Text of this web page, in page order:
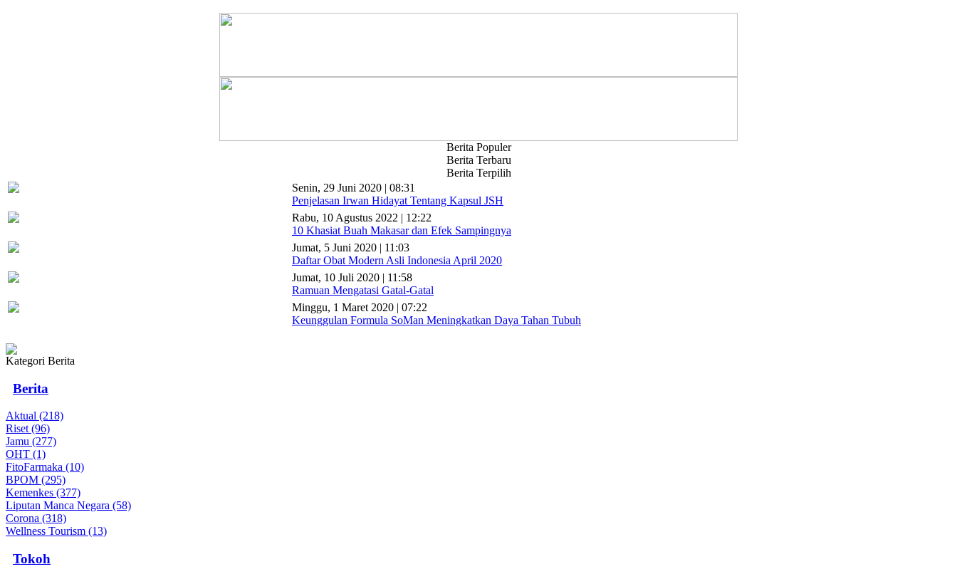
Berita Populer
Berita Terbaru
Berita Terpilih
Senin, 29 Juni 2020 | 08:31
Penjelasan Irwan Hidayat Tentang Kapsul JSH
Rabu, 10 Agustus 2022 | 12:22
10 Khasiat Buah Makasar dan Efek Sampingnya
Jumat, 5 Juni 2020 | 11:03
Daftar Obat Modern Asli Indonesia April 2020
Jumat, 10 Juli 2020 | 11:58
Ramuan Mengatasi Gatal-Gatal
Minggu, 1 Maret 2020 | 07:22
Keunggulan Formula SoMan Meningkatkan Daya Tahan Tubuh
Kategori Berita
Berita
Aktual (218)
Riset (96)
Jamu (277)
OHT (1)
FitoFarmaka (10)
BPOM (295)
Kemenkes (377)
Liputan Manca Negara (58)
Corona (318)
Wellness Tourism (13)
Tokoh